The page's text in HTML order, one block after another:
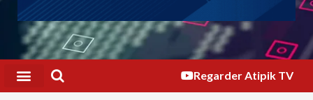
Regarder Atipik TV